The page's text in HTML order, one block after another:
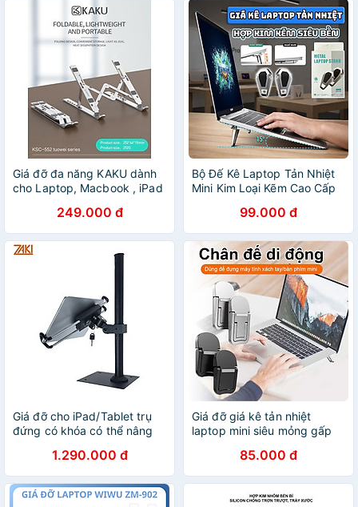
Giá đỡ đa năng KAKU dành
cho Laptop, Macbook , iPad
nhôm cao cấp - Hàng chính
hãng
249.000 đ
Bộ Đế Kê Laptop Tản Nhiệt
Mini Kim Loại Kẽm Cao Cấp
Chân Keo Dán Siêu Dính -
Hàng nhập khẩu
99.000 đ
Giá đỡ cho iPad/Tablet trụ
đứng có khóa có thể nâng
ZK78S - Hàng Chính Hãng
1.290.000 đ
Giá đỡ giá kê tản nhiệt
laptop mini siêu mỏng gấp
chỉnh - Hàng chính hãng
85.000 đ